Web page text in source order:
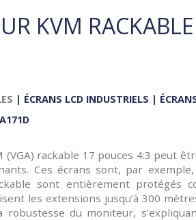
KVM
| ÉCRANS LCD INDUSTRIELS |
(VGA) rackable 17 pouces 4:3 peut
Ces écrans sont, par
sont entièrement protégés
les extensions jusqu’à 300
robustesse du moniteur,